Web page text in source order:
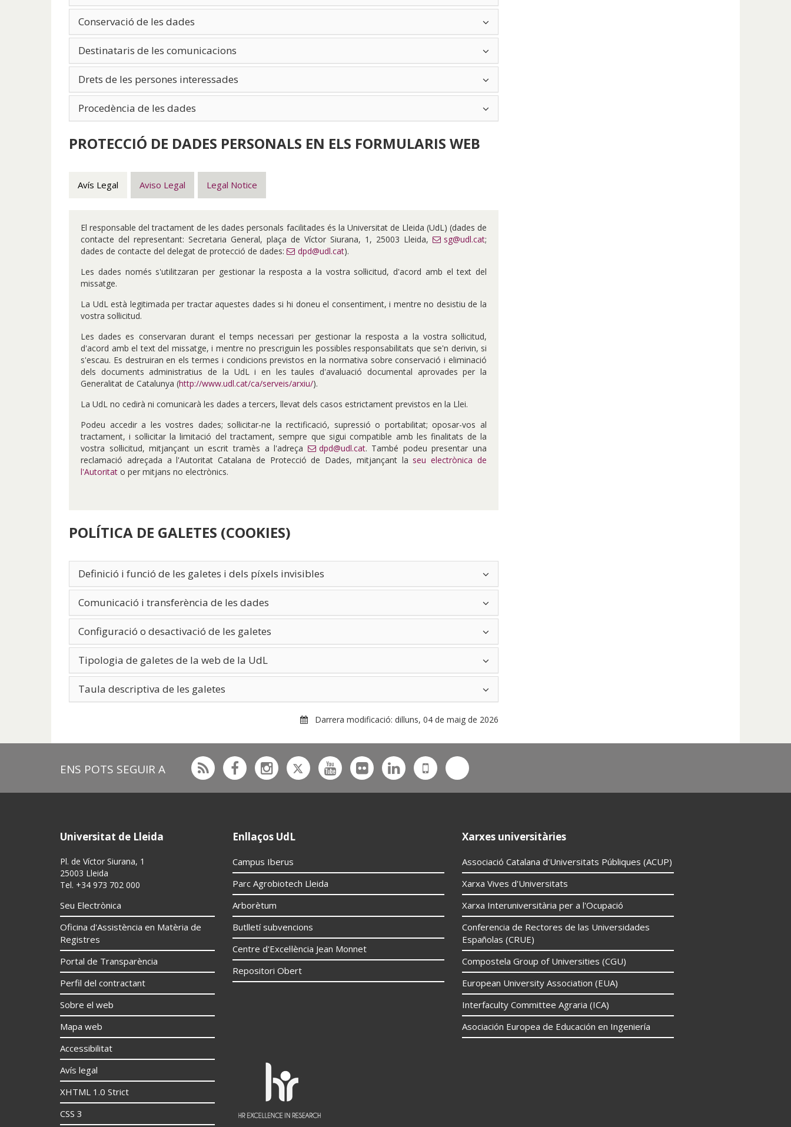
Conservació de les dades
Destinataris de les comunicacions
Drets de les persones interessades
Procedència de les dades
PROTECCIÓ DE DADES PERSONALS EN ELS FORMULARIS WEB
Avís Legal Aviso Legal Legal Notice
El responsable del tractament de les dades personals facilitades és la Universitat de Lleida (UdL) (dades de
contacte del representant: Secretaria General, plaça de Víctor Siurana, 1, 25003 Lleida,
sg@udl.cat;
dades de contacte del delegat de protecció de dades:
dpd@udl.cat).
Les dades només s'utilitzaran per gestionar la resposta a la vostra sol·licitud, d'acord amb el text del
missatge.
La UdL està legitimada per tractar aquestes dades si hi doneu el consentiment, i mentre no desistiu de la
vostra sol·licitud.
Les dades es conservaran durant el temps necessari per gestionar la resposta a la vostra sol·licitud,
d'acord amb el text del missatge, i mentre no prescriguin les possibles responsabilitats que se'n derivin, si
s'escau. Es destruiran en els termes i condicions previstos en la normativa sobre conservació i eliminació
dels documents administratius de la UdL i en les taules d'avaluació documental aprovades per la
Generalitat de Catalunya (http://www.udl.cat/ca/serveis/arxiu/).
La UdL no cedirà ni comunicarà les dades a tercers, llevat dels casos estrictament previstos en la Llei.
Podeu accedir a les vostres dades; sol·licitar-ne la rectificació, supressió o portabilitat; oposar-vos al
tractament, i sol·licitar la limitació del tractament, sempre que sigui compatible amb les finalitats de la
vostra sol·licitud, mitjançant un escrit tramès a l'adreça
dpd@udl.cat. També podeu presentar una
reclamació adreçada a l'Autoritat Catalana de Protecció de Dades, mitjançant la seu electrònica de
l'Autoritat o per mitjans no electrònics.
POLÍTICA DE GALETES (COOKIES)
Definició i funció de les galetes i dels píxels invisibles
Comunicació i transferència de les dades
Configuració o desactivació de les galetes
Tipologia de galetes de la web de la UdL
Taula descriptiva de les galetes
Darrera modificació: dilluns, 04 de maig de 2026
ENS POTS SEGUIR A Rss FacebookInstagram
TwitterYoutubeFlickrLinkedin
UdL
App
Bluesky
Universitat de Lleida
Pl. de Víctor Siurana, 1
25003 Lleida
Tel. +34 973 702 000
Seu Electrònica
Oficina d'Assistència en Matèria de
Registres
Portal de Transparència
Perfil del contractant
Sobre el web
Mapa web
Accessibilitat
Avís legal
XHTML 1.0 Strict
CSS 3
Enllaços UdL
Campus Iberus
Parc Agrobiotech Lleida
Arborètum
Butlletí subvencions
Centre d'Excel·lència Jean Monnet
Repositori Obert
Xarxes universitàries
Associació Catalana d'Universitats Públiques (ACUP)
Xarxa Vives d'Universitats
Xarxa Interuniversitària per a l'Ocupació
Conferencia de Rectores de las Universidades
Españolas (CRUE)
Compostela Group of Universities (CGU)
European University Association (EUA)
Interfaculty Committee Agraria (ICA)
Asociación Europea de Educación en Ingeniería